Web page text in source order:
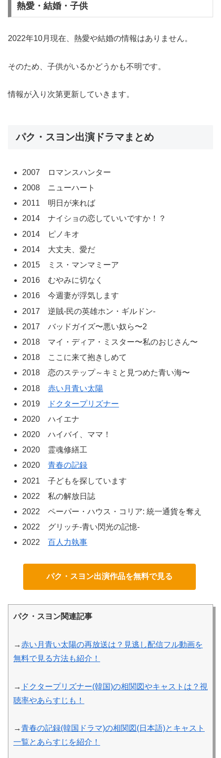
熱愛・結婚・子供
2022年10月現在、熱愛や結婚の情報はありません。
そのため、子供がいるかどうかも不明です。
情報が入り次第更新していきます。
パク・スヨン出演ドラマまとめ
2007 ロマンスハンター
2008 ニューハート
2011 明日が来れば
2014 ナイショの恋していいですか！？
2014 ピノキオ
2014 大丈夫、愛だ
2015 ミス・マンマミーア
2016 むやみに切なく
2016 今週妻が浮気します
2017 逆賊-民の英雄ホン・ギルドン-
2017 バッドガイズ〜悪い奴ら〜2
2018 マイ・ディア・ミスター〜私のおじさん〜
2018 ここに来て抱きしめて
2018 恋のステップ～キミと見つめた青い海〜
2018赤い月青い太陽
2019
ドクタープリズナー
2020 ハイエナ
2020 ハイバイ、ママ！
2020 霊魂修繕工
2020青春の記録
2021 子どもを探しています
2022 私の解放日誌
2022 ペーパー・ハウス・コリア: 統一通貨を奪え
2022 グリッチ-青い閃光の記憶-
2022百人力執事
パク・スヨン出演作品を無料で見る
パク・スヨン関連記事
→赤い月青い太陽の再放送は？見逃し配信フル動画を
無料で見る方法も紹介！
→ ドクタープリズナー(韓国)の相関図やキャストは？視
聴率やあらすじも！
→青春の記録(韓国ドラマ)の相関図(日本語)とキャスト
一覧とあらすじを紹介！